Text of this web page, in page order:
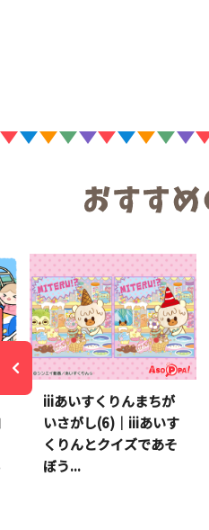
iiiあいすくりんまちが
いさがし(6)｜iiiあいす
くりんとクイズであそ
ぼう...